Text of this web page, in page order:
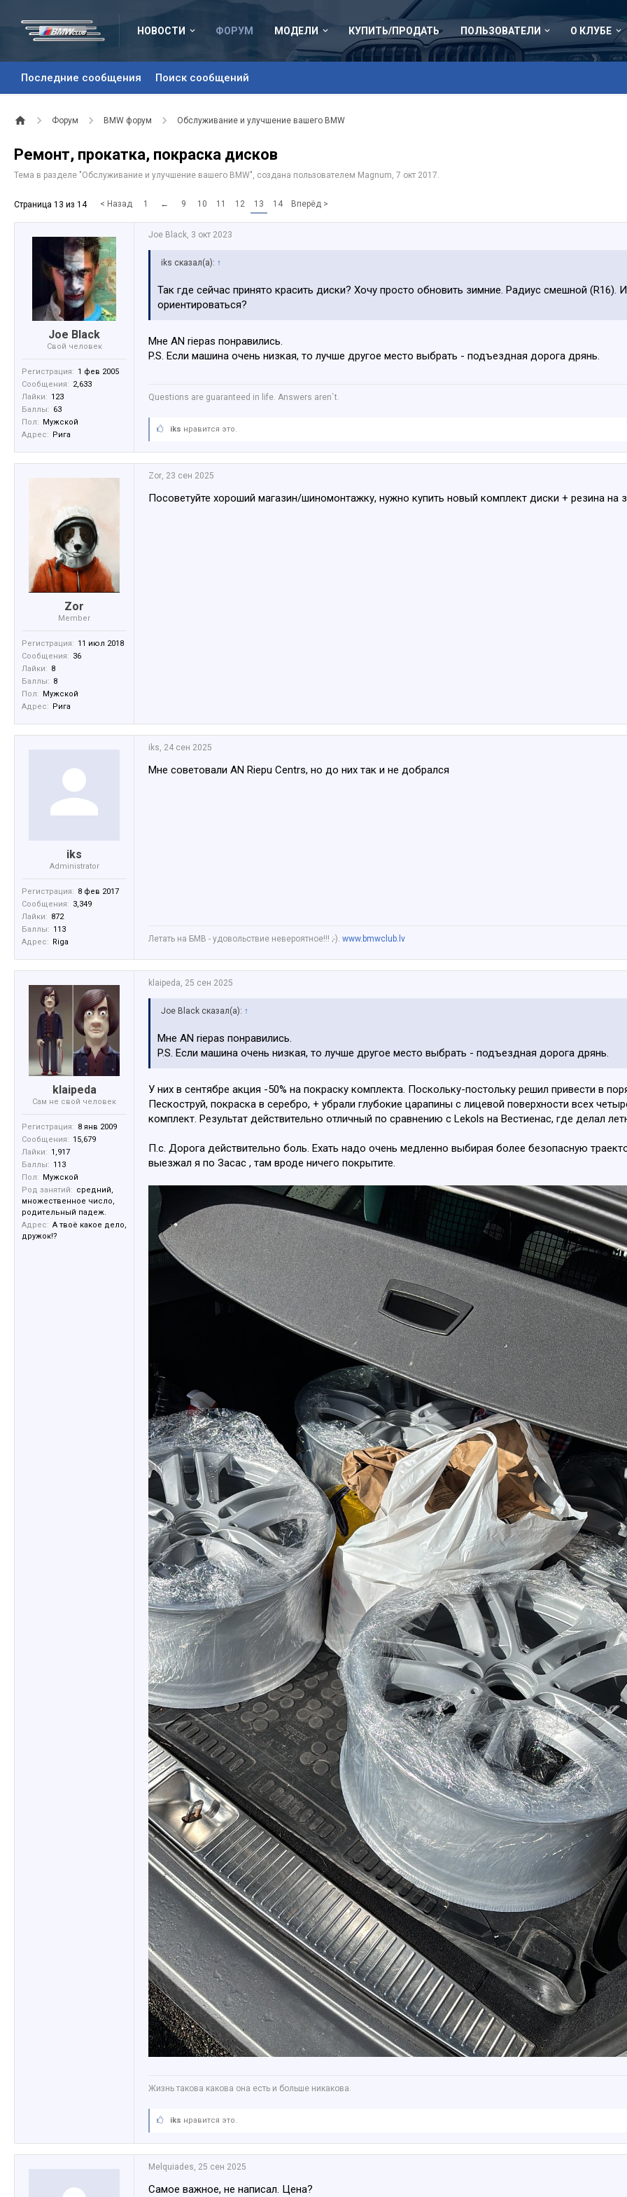
НОВОСТИ ФОРУМ
Последние сообщения Поиск сообщений
МОДЕЛИ КУПИТЬ/ПРОДАТЬ ПОЛЬЗОВАТЕЛИ О КЛУБЕ
Форум BMW форум Обслуживание и улучшение вашего BMW
Ремонт, прокатка, покраска дисков
Тема в разделе "Обслуживание и улучшение вашего BMW", создана пользователем Magnum, 7 окт 2017.
Страница 13 из 14 < Назад 1 ← 9 10 11 12 13 14 Вперёд >
Joe Black
Свой человек
Регистрация: 1 фев 2005
Сообщения: 2,633
Лайки: 123
Баллы: 63
Пол: Мужской
Адрес: Рига
Joe Black, 3 окт 2023
iks сказал(а): ↑
Так где сейчас принято красить диски? Хочу просто обновить зимние. Радиус смешной (R16).
ориентироваться?
Мне AN riepas понравились.
P.S. Если машина очень низкая, то лучше другое место выбрать - подъездная дорога дрянь.
Questions are guaranteed in life. Answers aren`t.
iks нравится это.
Zor
Member
Регистрация: 11 июл 2018
Сообщения: 36
Лайки: 8
Баллы: 8
Пол: Мужской
Адрес: Рига
Zor, 23 сен 2025
Посоветуйте хороший магазин/шиномонтажку, нужно купить новый комплект диски + резина на
iks
Administrator
Регистрация: 8 фев 2017
Сообщения: 3,349
Лайки: 872
Баллы: 113
Адрес: Riga
iks, 24 сен 2025
Мне советовали AN Riepu Centrs, но до них так и не добрался
Летать на БМВ - удовольствие невероятное!!! ;-). www.bmwclub.lv
klaipeda
Сам не свой человек
Регистрация: 8 янв 2009
Сообщения: 15,679
Лайки: 1,917
Баллы: 113
Пол: Мужской
Род занятий: средний,
множественное число,
родительный падеж.
Адрес: А твоё какое дело,
дружок!?
klaipeda, 25 сен 2025
Joe Black сказал(а): ↑
Мне AN riepas понравились.
P.S. Если машина очень низкая, то лучше другое место выбрать - подъездная дорога дрянь.
У них в сентябре акция -50% на покраску комплекта. Поскольку-постольку решил привести в
Пескоструй, покраска в серебро, + убрали глубокие царапины с лицевой поверхности всех
комплект. Результат действительно отличный по сравнению с Lekols на Вестиенас, где делал
П.с. Дорога действительно боль. Ехать надо очень медленно выбирая более безопасную
выезжал я по Засас , там вроде ничего покрытите.
Жизнь такова какова она есть и больше никакова.
iks нравится это.
Melquiades, 25 сен 2025
Самое важное, не написал. Цена?